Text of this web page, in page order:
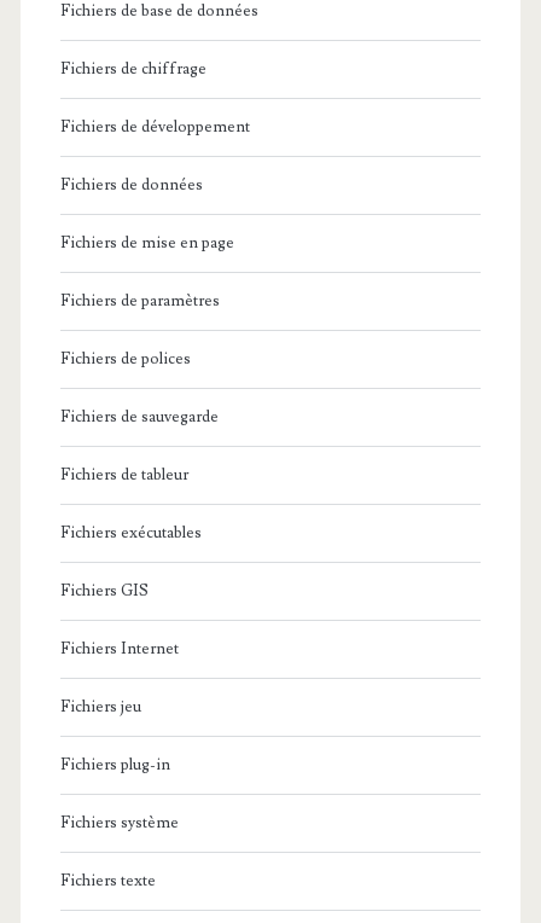
Fichiers de base de données
Fichiers de chiffrage
Fichiers de développement
Fichiers de données
Fichiers de mise en page
Fichiers de paramètres
Fichiers de polices
Fichiers de sauvegarde
Fichiers de tableur
Fichiers exécutables
Fichiers GIS
Fichiers Internet
Fichiers jeu
Fichiers plug-in
Fichiers système
Fichiers texte